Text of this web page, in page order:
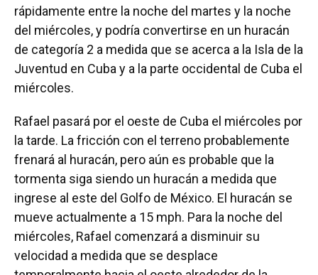
rápidamente entre la noche del martes y la noche
del miércoles, y podría convertirse en un huracán
de categoría 2 a medida que se acerca a la Isla de la
Juventud en Cuba y a la parte occidental de Cuba el
miércoles.
Rafael pasará por el oeste de Cuba el miércoles por
la tarde. La fricción con el terreno probablemente
frenará al huracán, pero aún es probable que la
tormenta siga siendo un huracán a medida que
ingrese al este del Golfo de México. El huracán se
mueve actualmente a 15 mph. Para la noche del
miércoles, Rafael comenzará a disminuir su
velocidad a medida que se desplace